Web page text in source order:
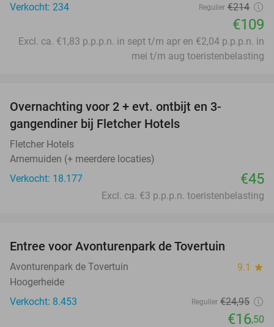
Verkocht: 234
Regulier €214
€109
Excl. ca. €1,83 p.p.p.n. in sept t/m apr en €2,04 p.p.p.n. in
mei t/m aug toeristenbelasting
Overnachting voor 2 + evt. ontbijt en 3-
gangendiner bij Fletcher Hotels
Fletcher Hotels
Arnemuiden (+ meerdere locaties)
Verkocht: 18.177
€45
Excl. ca. €3 p.p.p.n. toeristenbelasting
Entree voor Avonturenpark de Tovertuin
Avonturenpark de Tovertuin 9.1 star
Hoogerheide
Verkocht: 8.453
Regulier €24,95
€16,50